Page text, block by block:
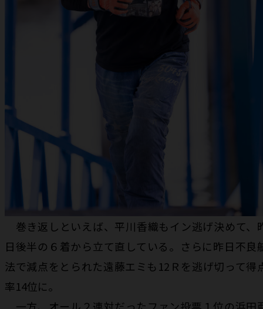
巻き返しといえば、平川香織もイン逃げ決めて、
日後半の６着から立て直している。さらに昨日不良
法で減点をとられた遠藤エミも12Ｒを逃げ切って得
率14位に。
一方、オール２連対だったファン投票１位の浜田